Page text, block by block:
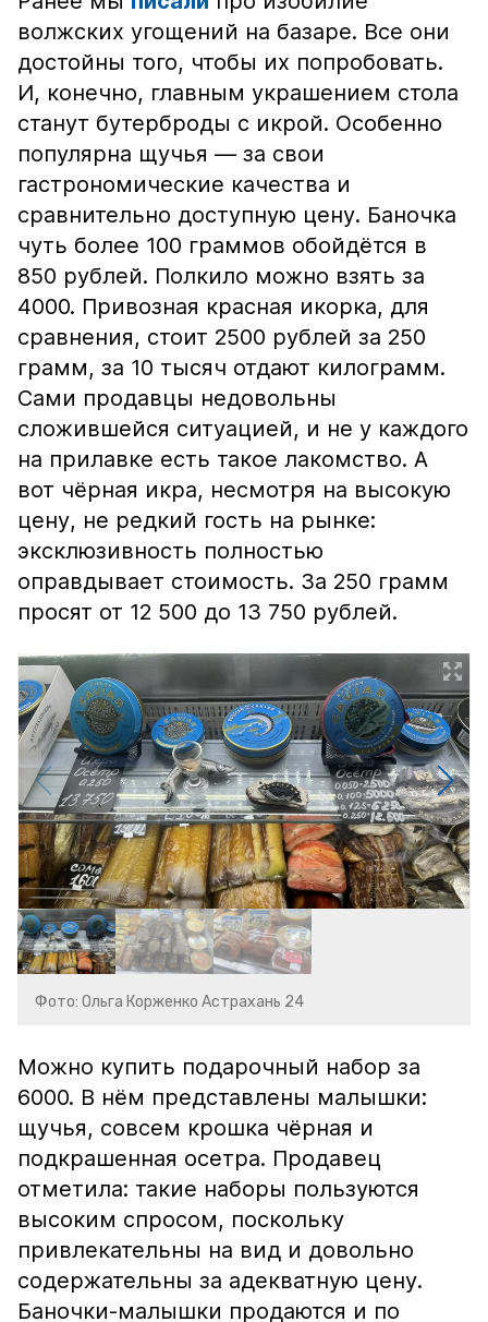
волжских угощений на базаре. Все они
достойны того, чтобы их попробовать.
И, конечно, главным украшением стола
станут бутерброды с икрой. Особенно
популярна щучья — за свои
гастрономические качества и
сравнительно доступную цену. Баночка
чуть более 100 граммов обойдётся в
850 рублей. Полкило можно взять за
4000. Привозная красная икорка, для
сравнения, стоит 2500 рублей за 250
грамм, за 10 тысяч отдают килограмм.
Сами продавцы недовольны
сложившейся ситуацией, и не у каждого
на прилавке есть такое лакомство. А
вот чёрная икра, несмотря на высокую
цену, не редкий гость на рынке:
эксклюзивность полностью
оправдывает стоимость. За 250 грамм
просят от 12 500 до 13 750 рублей.
Фото: Ольга Корженко Астрахань 24
Можно купить подарочный набор за
6000. В нём представлены малышки:
щучья, совсем крошка чёрная и
подкрашенная осетра. Продавец
отметила: такие наборы пользуются
высоким спросом, поскольку
привлекательны на вид и довольно
содержательны за адекватную цену.
Баночки-малышки продаются и по